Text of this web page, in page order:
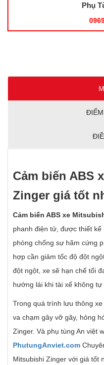
Phụ
Cảm biến ABS
Zinger giá tốt
Cảm biến ABS xe
phanh điện tử, được thiết
phòng chống sự hãm cứng
hợp cần giảm tốc độ đột
đột ngột, xe sẽ hạn chế tối
hướng lái khi tài xế không
Trong quá trình lưu thông
va chạm gây vỡ gãy, hỏng
Zinger. Và phụ tùng An việt
PhutungAnviet.com
Mitsubishi Zinger với giá tốt